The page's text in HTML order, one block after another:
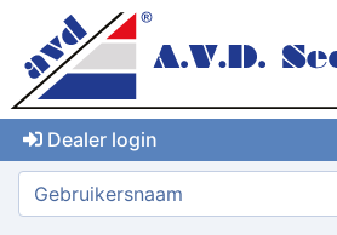
Dealer login
Gebruikersnaam: